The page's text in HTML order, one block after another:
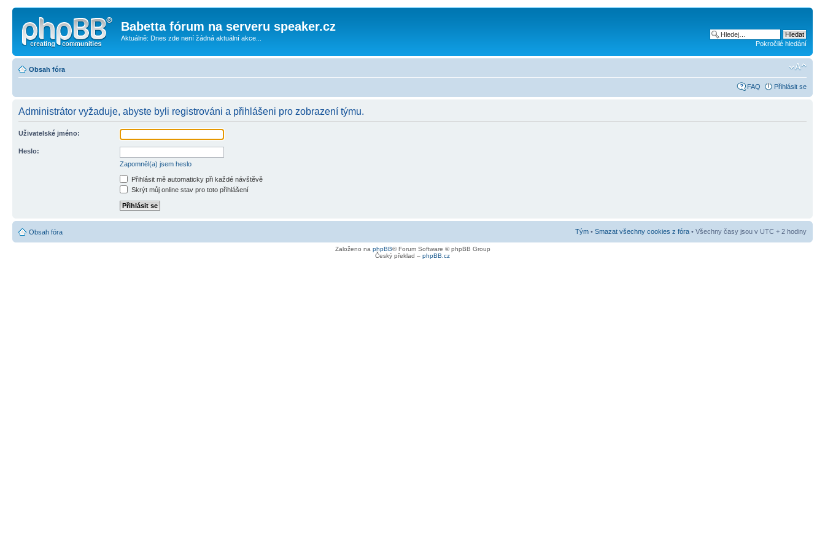
Babetta fórum na serveru speaker.cz
Aktuálně: Dnes zde není žádná aktuální akce...
Pokročilé hledání
Obsah fóra
FAQ Přihlásit se
Administrátor vyžaduje, abyste byli registrováni a přihlášeni pro zobrazení týmu.
Uživatelské jméno:
Heslo:
Zapomněl(a) jsem heslo
Přihlásit mě automaticky při každé návštěvě
Skrýt můj online stav pro toto přihlášení
Obsah fóra Tým • Smazat všechny cookies z fóra • Všechny časy jsou v UTC + 2 hodiny
Založeno na phpBB® Forum Software © phpBB Group
Český překlad – phpBB.cz